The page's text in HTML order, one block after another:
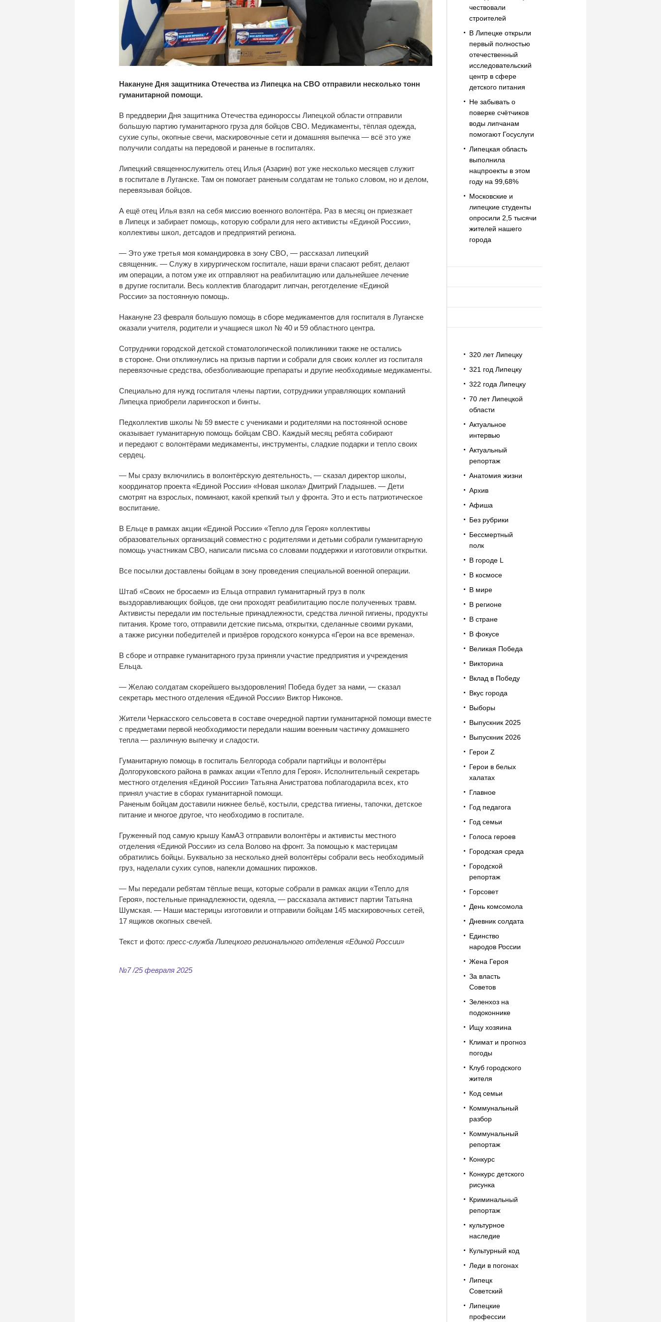
Накануне Дня защитника Отечества из Липецка на СВО отправили несколько тонн
гуманитарной помощи.
В преддверии Дня защитника Отечества единороссы Липецкой области отправили
большую партию гуманитарного груза для бойцов СВО. Медикаменты, тёплая одежда,
сухие супы, окопные свечи, маскировочные сети и домашняя выпечка — всё это уже
получили солдаты на передовой и раненые в госпиталях.
Липецкий священнослужитель отец Илья (Азарин) вот уже несколько месяцев служит
в госпитале в Луганске. Там он помогает раненым солдатам не только словом, но и делом,
перевязывая бойцов.
А ещё отец Илья взял на себя миссию военного волонтёра. Раз в месяц он приезжает
в Липецк и забирает помощь, которую собрали для него активисты «Единой России»,
коллективы школ, детсадов и предприятий региона.
— Это уже третья моя командировка в зону СВО, — рассказал липецкий
священник. — Служу в хирургическом госпитале, наши врачи спасают ребят, делают
им операции, а потом уже их отправляют на реабилитацию или дальнейшее лечение
в другие госпитали. Весь коллектив благодарит липчан, реготделение «Единой
России» за постоянную помощь.
Накануне 23 февраля большую помощь в сборе медикаментов для госпиталя в Луганске
оказали учителя, родители и учащиеся школ № 40 и 59 областного центра.
Сотрудники городской детской стоматологической поликлиники также не остались
в стороне. Они откликнулись на призыв партии и собрали для своих коллег из госпиталя
перевязочные средства, обезболивающие препараты и другие необходимые медикаменты.
Специально для нужд госпиталя члены партии, сотрудники управляющих компаний
Липецка приобрели ларингоскоп и бинты.
Педколлектив школы № 59 вместе с учениками и родителями на постоянной основе
оказывает гуманитарную помощь бойцам СВО. Каждый месяц ребята собирают
и передают с волонтёрами медикаменты, инструменты, сладкие подарки и тепло своих
сердец.
— Мы сразу включились в волонтёрскую деятельность, — сказал директор школы,
координатор проекта «Единой России» «Новая школа» Дмитрий Гладышев. — Дети
смотрят на взрослых, поминают, какой крепкий тыл у фронта. Это и есть патриотическое
воспитание.
В Ельце в рамках акции «Единой России» «Тепло для Героя» коллективы
образовательных организаций совместно с родителями и детьми собрали гуманитарную
помощь участникам СВО, написали письма со словами поддержки и изготовили открытки.
Все посылки доставлены бойцам в зону проведения специальной военной операции.
Штаб «Своих не бросаем» из Ельца отправил гуманитарный груз в полк
выздоравливающих бойцов, где они проходят реабилитацию после полученных травм.
Активисты передали им постельные принадлежности, средства личной гигиены, продукты
питания. Кроме того, отправили детские письма, открытки, сделанные своими руками,
а также рисунки победителей и призёров городского конкурса «Герои на все времена».
В сборе и отправке гуманитарного груза приняли участие предприятия и учреждения
Ельца.
— Желаю солдатам скорейшего выздоровления! Победа будет за нами, — сказал
секретарь местного отделения «Единой России» Виктор Никонов.
Жители Черкасского сельсовета в составе очередной партии гуманитарной помощи вместе
с предметами первой необходимости передали нашим военным частичку домашнего
тепла — различную выпечку и сладости.
Гуманитарную помощь в госпиталь Белгорода собрали партийцы и волонтёры
Долгоруковского района в рамках акции «Тепло для Героя». Исполнительный секретарь
местного отделения «Единой России» Татьяна Анистратова поблагодарила всех, кто
принял участие в сборах гуманитарной помощи.
Раненым бойцам доставили нижнее бельё, костыли, средства гигиены, тапочки, детское
питание и многое другое, что необходимо в госпитале.
Груженный под самую крышу КамАЗ отправили волонтёры и активисты местного
отделения «Единой России» из села Волово на фронт. За помощью к мастерицам
обратились бойцы. Буквально за несколько дней волонтёры собрали весь необходимый
груз, наделали сухих супов, напекли домашних пирожков.
— Мы передали ребятам тёплые вещи, которые собрали в рамках акции «Тепло для
Героя», постельные принадлежности, одеяла, — рассказала активист партии Татьяна
Шумская. — Наши мастерицы изготовили и отправили бойцам 145 маскировочных сетей,
17 ящиков окопных свечей.
Текст и фото: пресс-служба Липецкого регионального отделения «Единой России»
№7 /25 февраля 2025
чествовали
строителей
В Липецке открыли
первый полностью
отечественный
исследовательский
центр в сфере
детского питания
Не забывать о
поверке счётчиков
воды липчанам
помогают Госуслуги
Липецкая область
выполнила
нацпроекты в этом
году на 99,68%
Московские и
липецкие студенты
опросили 2,5 тысячи
жителей нашего
города
320 лет Липецку
321 год Липецку
322 года Липецку
70 лет Липецкой
области
Актуальное
интервью
Актуальный
репортаж
Анатомия жизни
Архив
Афиша
Без рубрики
Бессмертный
полк
В городе L
В космосе
В мире
В регионе
В стране
В фокусе
Великая Победа
Викторина
Вклад в Победу
Вкус города
Выборы
Выпускник 2025
Выпускник 2026
Герои Z
Герои в белых
халатах
Главное
Год педагога
Год семьи
Голоса героев
Городская среда
Городской
репортаж
Горсовет
День комсомола
Дневник солдата
Единство
народов России
Жена Героя
За власть
Советов
Зеленхоз на
подоконнике
Ищу хозяина
Климат и прогноз
погоды
Клуб городского
жителя
Код семьи
Коммунальный
разбор
Коммунальный
репортаж
Конкурс
Конкурс детского
рисунка
Криминальный
репортаж
культурное
наследие
Культурный код
Леди в погонах
Липецк
Советский
Липецкие
профессии